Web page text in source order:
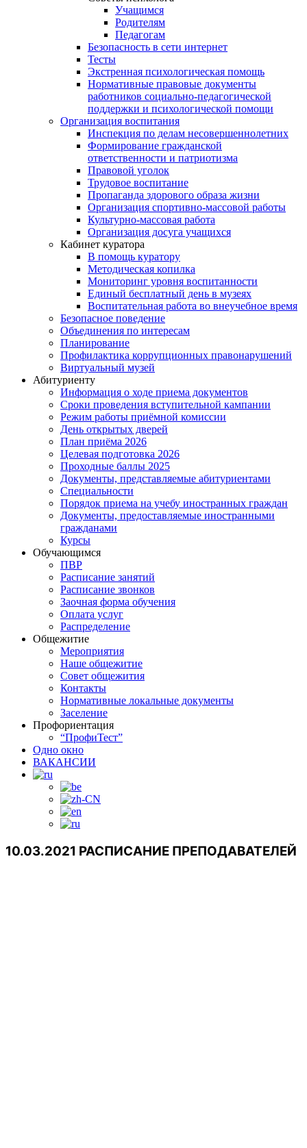
Учащимся
Родителям
Педагогам
Безопасность в сети интернет
Тесты
Экстренная психологическая помощь
Нормативные правовые документы
работников социально-педагогической
поддержки и психологической помощи
Организация воспитания
Инспекция по делам несовершеннолетних
Формирование гражданской
ответственности и патриотизма
Правовой уголок
Трудовое воспитание
Пропаганда здорового образа жизни
Организация спортивно-массовой работы
Культурно-массовая работа
Организация досуга учащихся
Кабинет куратора
В помощь куратору
Методическая копилка
Мониторинг уровня воспитанности
Единый бесплатный день в музеях
Воспитательная работа во внеучебное время
Безопасное поведение
Объединения по интересам
Планирование
Профилактика коррупционных правонарушений
Виртуальный музей
Абитуриенту
Информация о ходе приема документов
Сроки проведения вступительной кампании
Режим работы приёмной комиссии
День открытых дверей
План приёма 2026
Целевая подготовка 2026
Проходные баллы 2025
Документы, представляемые абитуриентами
Специальности
Порядок приема на учебу иностранных граждан
Документы, предоставляемые иностранными
гражданами
Курсы
Обучающимся
ПВР
Расписание занятий
Расписание звонков
Заочная форма обучения
Оплата услуг
Распределение
Общежитие
Мероприятия
Наше общежитие
Совет общежития
Контакты
Нормативные локальные документы
Заселение
Профориентация
“ПрофиТест”
Одно окно
ВАКАНСИИ
10.03.2021 РАСПИСАНИЕ ПРЕПОДАВАТЕЛЕЙ